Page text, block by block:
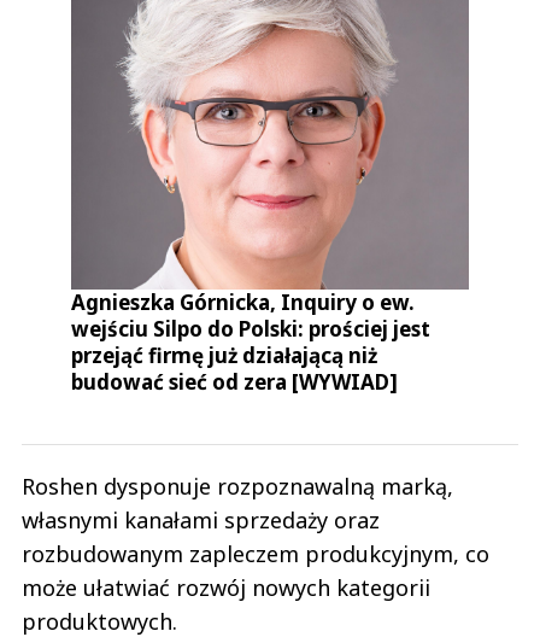
Agnieszka Górnicka, Inquiry o ew.
wejściu Silpo do Polski: prościej jest
przejąć firmę już działającą niż
budować sieć od zera [WYWIAD]
Roshen dysponuje rozpoznawalną marką,
własnymi kanałami sprzedaży oraz
rozbudowanym zapleczem produkcyjnym, co
może ułatwiać rozwój nowych kategorii
produktowych.